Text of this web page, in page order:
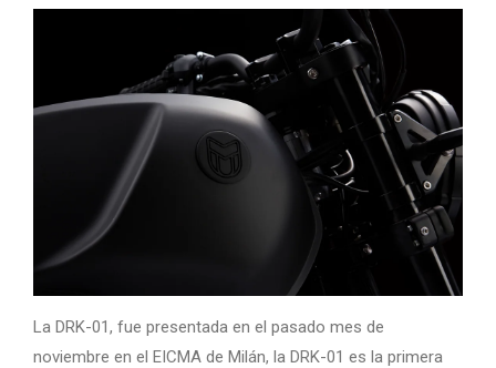
La DRK-01, fue presentada en el pasado mes de
noviembre en el EICMA de Milán, la DRK-01 es la primera